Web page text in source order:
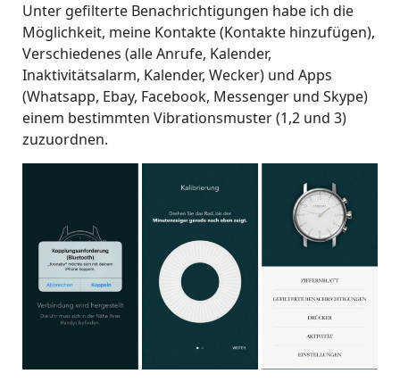
Unter gefilterte Benachrichtigungen habe ich die
Möglichkeit, meine Kontakte (Kontakte hinzufügen),
Verschiedenes (alle Anrufe, Kalender,
Inaktivitätsalarm, Kalender, Wecker) und Apps
(Whatsapp, Ebay, Facebook, Messenger und Skype)
einem bestimmten Vibrationsmuster (1,2 und 3)
zuzuordnen.